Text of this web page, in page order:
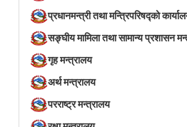
प्रधानमन्त्री तथा मन्त्रिपरिषद्को
सङ्घीय मामिला तथा सामान्य प्रशासन
गृह मन्त्रालय
अर्थ मन्त्रालय
परराष्ट्र मन्त्रालय